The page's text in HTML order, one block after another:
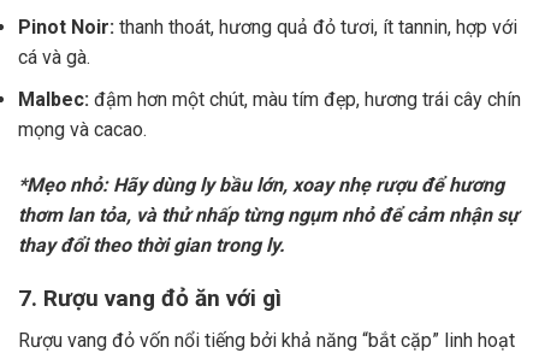
Pinot Noir: thanh thoát, hương quả đỏ tươi, ít tannin, hợp với
cá và gà.
Malbec: đậm hơn một chút, màu tím đẹp, hương trái cây chín
mọng và cacao.
*Mẹo nhỏ: Hãy dùng ly bầu lớn, xoay nhẹ rượu để hương
thơm lan tỏa, và thử nhấp từng ngụm nhỏ để cảm nhận sự
thay đổi theo thời gian trong ly.
7. Rượu vang đỏ ăn với gì
Rượu vang đỏ vốn nổi tiếng bởi khả năng “bắt cặp” linh hoạt